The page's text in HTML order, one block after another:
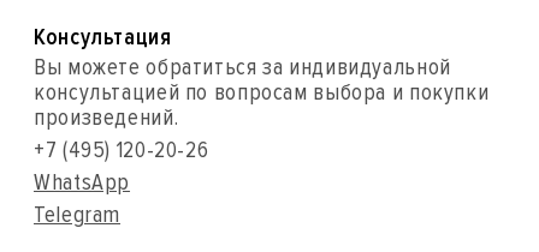
Консультация
Вы можете обратиться за индивидуальной
консультацией по вопросам выбора и покупки
произведений.
+7 (495) 120-20-26
WhatsApp
Telegram